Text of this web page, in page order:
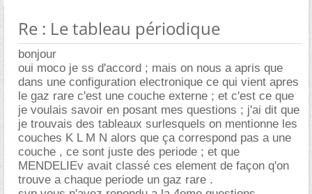
Re : Le tableau périodique
bonjour
oui moco je ss d'accord ; mais on nous a apris que
dans une configuration electronique ce qui vient apres
le gaz rare c'est une couche externe ; et c'est ce que
je voulais savoir en posant mes questions ; j'ai dit que
je trouvais des tableaux surlesquels on mentionne les
couches K L M N alors que ça correspond pas a une
couche , ce sont juste des periode ; et que
MENDELIEv avait classé ces element de façon q'on
trouve a chaque periode un gaz rare .